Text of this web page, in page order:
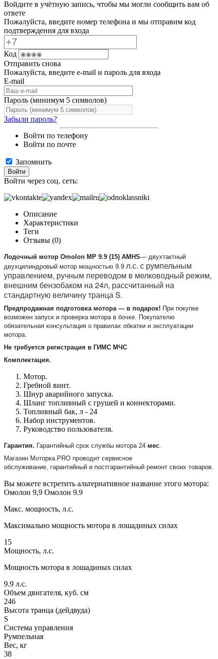
Войдите в учётную запись, чтобы мы могли сообщить вам об
ответе
Пожалуйста, введите номер телефона и мы отправим код
подтверждения для входа
Код
Отправить снова
Пожалуйста, введите e-mail и пароль для входа
E-mail
Пароль (минимум 5 символов)
Забыли пароль?
Войти по телефону
Войти по почте
Запомнить
Войти
Войти через соц. сеть:
Описание
Характеристики
Теги
Отзывы (0)
Лодочный мотор Omolon MP 9.9 (15) AMHS― двухтактный
двухцилиндровый мотор мощностью 9.9 л.с. с румпельным
управлением, ручным переводом в мелководный режим,
внешним бензобаком на 24л, рассчитанный на
стандартную величину транца S.
Предпродажная подготовка мотора ― в подарок! При покупке
возможен запуск и проверка мотора в бочке. Покупателю
обязательная консультация о правилах обкатки и эксплуатации
мотора.
Не требуется регистрация в ГИМС МЧС
Комплектация.
Мотор.
Гребной винт.
Шнур аварийного запуска.
Шланг топливный с грушей и коннекторами.
Топливный бак, л - 24
Набор инструментов.
Руководство пользователя.
Гарантия. Гарантийный срок службы мотора 24 мес
Магазин Моторка.PRO проводит сервисное
обслуживание, гарантийный и постгарантийный ремонт своих товаров.
Вы можете встретить альтернативное название этого мотора:
Омолон 9,9 Омолон 9.9
Макс. мощность, л.с.
Максимально мощность мотора в лошадиных силах
15
Мощность, л.с.
Мощность мотора в лошадиных силах
9.9 л.с.
Объем двигателя, куб. см
246
Высота транца (дейдвуда)
S
Система управления
Румпельная
Вес, кг
38